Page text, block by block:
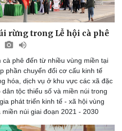
Podcast
Câu chuyện thời sự
Đọc truyện đêm khuya
Cửa sổ tình yêu
Kể chuyện cho bé
rừng trong Lễ hội cà phê
phê đến từ nhiều vùng miền tại
phần chuyển đổi cơ cấu kinh tế
hóa, dịch vụ ở khu vực các xã đặc
tộc thiểu số và miền núi trong
phát triển kinh tế - xã hội vùng
núi giai đoạn 2021 - 2030